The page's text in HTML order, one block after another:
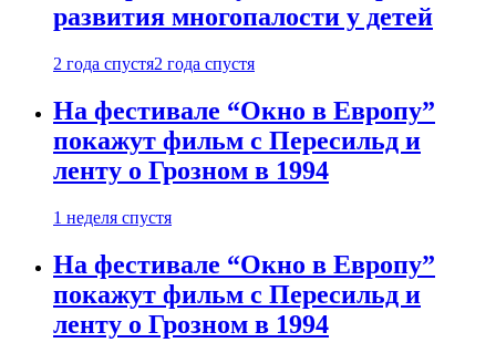
развития многопалости у детей
2 года спустя2 года спустя
На фестивале “Окно в Европу”
покажут фильм с Пересильд и
ленту о Грозном в 1994
1 неделя спустя
На фестивале “Окно в Европу”
покажут фильм с Пересильд и
ленту о Грозном в 1994